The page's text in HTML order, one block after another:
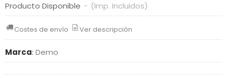
Producto Disponible - (Imp. Incluidos)
Costes de envío Ver descripción
Marca: Demo